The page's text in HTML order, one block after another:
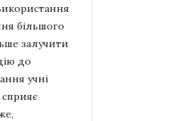
більшого
залучити
до
учні